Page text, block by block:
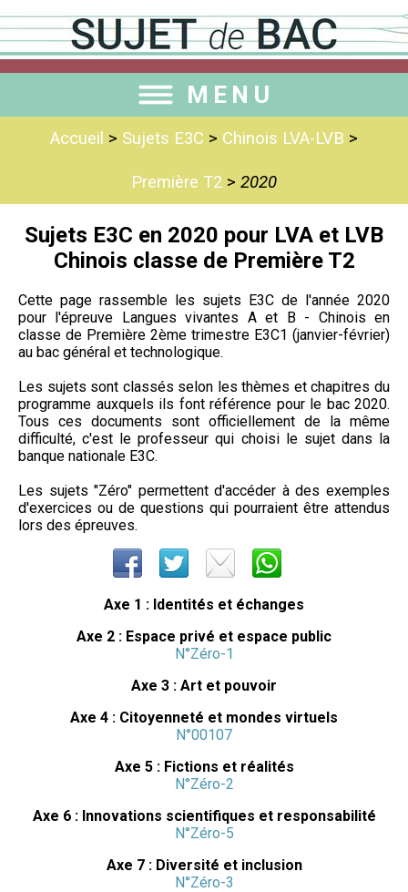
MENU
Accueil > Sujets E3C > Chinois LVA-LVB >
Première T2 > 2020
Sujets E3C en 2020 pour LVA et LVB
Chinois classe de Première T2
Cette page rassemble les sujets E3C de l'année 2020
pour l'épreuve Langues vivantes A et B - Chinois en
classe de Première 2ème trimestre E3C1 (janvier-février)
au bac général et technologique.
Les sujets sont classés selon les thèmes et chapitres du
programme auxquels ils font référence pour le bac 2020.
Tous ces documents sont officiellement de la même
difficulté, c'est le professeur qui choisi le sujet dans la
banque nationale E3C.
Les sujets "Zéro" permettent d'accéder à des exemples
d'exercices ou de questions qui pourraient être attendus
lors des épreuves.
Axe 1 : Identités et échanges
Axe 2 : Espace privé et espace public
N°Zéro-1
Axe 3 : Art et pouvoir
Axe 4 : Citoyenneté et mondes virtuels
N°00107
Axe 5 : Fictions et réalités
N°Zéro-2
Axe 6 : Innovations scientifiques et responsabilité
N°Zéro-5
Axe 7 : Diversité et inclusion
N°Zéro-3